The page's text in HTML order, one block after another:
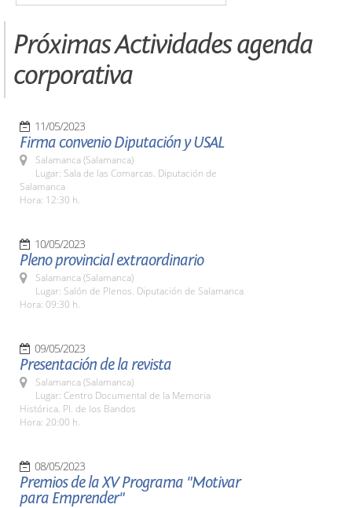
Próximas Actividades agenda
corporativa
11/05/2023
Firma convenio Diputación y USAL
Salamanca (Salamanca)
Lugar: Sala de las Comarcas. Diputación de
Salamanca
Hora: 12:30 h.
10/05/2023
Pleno provincial extraordinario
Salamanca (Salamanca)
Lugar: Salón de Plenos. Diputación de Salamanca
Hora: 09:30 h.
09/05/2023
Presentación de la revista
Salamanca (Salamanca)
Lugar: Centro Documental de la Memoria
Histórica. Pl. de los Bandos
Hora: 20:00 h.
08/05/2023
Premios de la XV Programa "Motivar
para Emprender"